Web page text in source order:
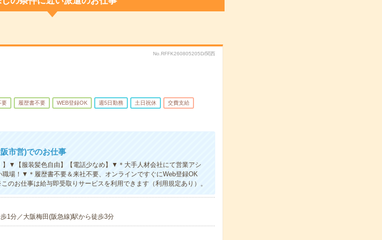
No.RFFK260805205D/関西
要 履歴書不要 WEB登録OK 週5日勤務 土日祝休 交費支給
市営)でのお仕事
】▼【服装髪色自由】【電話少なめ】▼＊大手人材会社にて営業アシ
場！▼＊履歴書不要＆来社不要、オンラインですぐにWeb登録OK
お仕事は給与即受取りサービスを利用できます（利用規定あり）。
1分／大阪梅田(阪急線)駅から徒歩3分